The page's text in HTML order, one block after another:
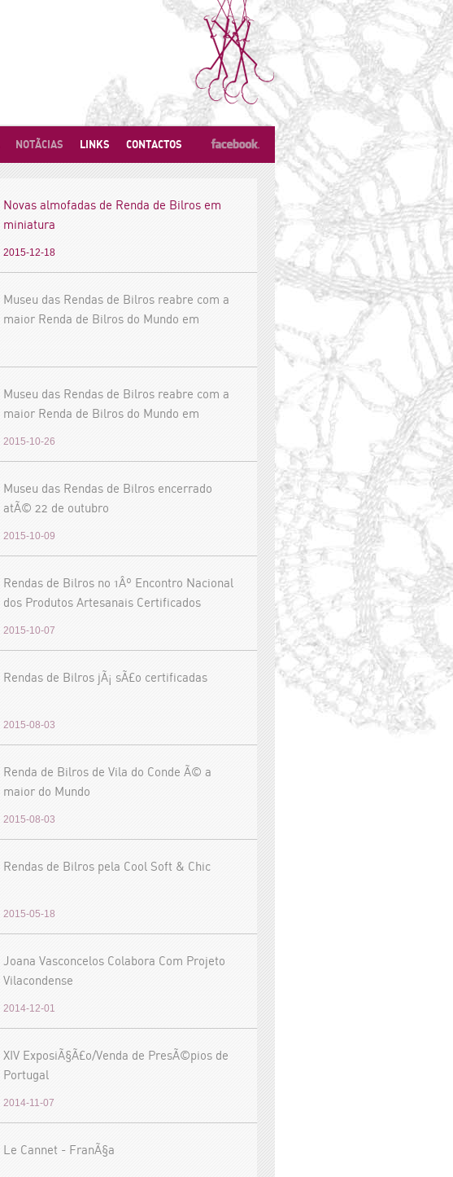
NOTÃCIAS LINKS CONTACTOS
Novas almofadas de Renda de Bilros em
miniatura
2015-12-18
Museu das Rendas de Bilros reabre com a
maior Renda de Bilros do Mundo em
Museu das Rendas de Bilros reabre com a
maior Renda de Bilros do Mundo em
2015-10-26
Museu das Rendas de Bilros encerrado
atÃ© 22 de outubro
2015-10-09
Rendas de Bilros no 1Âº Encontro Nacional
dos Produtos Artesanais Certificados
2015-10-07
Rendas de Bilros jÃ¡ sÃ£o certificadas
2015-08-03
Renda de Bilros de Vila do Conde Ã© a
maior do Mundo
2015-08-03
Rendas de Bilros pela Cool Soft & Chic
2015-05-18
Joana Vasconcelos Colabora Com Projeto
Vilacondense
2014-12-01
XIV ExposiÃ§Ã£o/Venda de PresÃ©pios de
Portugal
2014-11-07
Le Cannet - FranÃ§a